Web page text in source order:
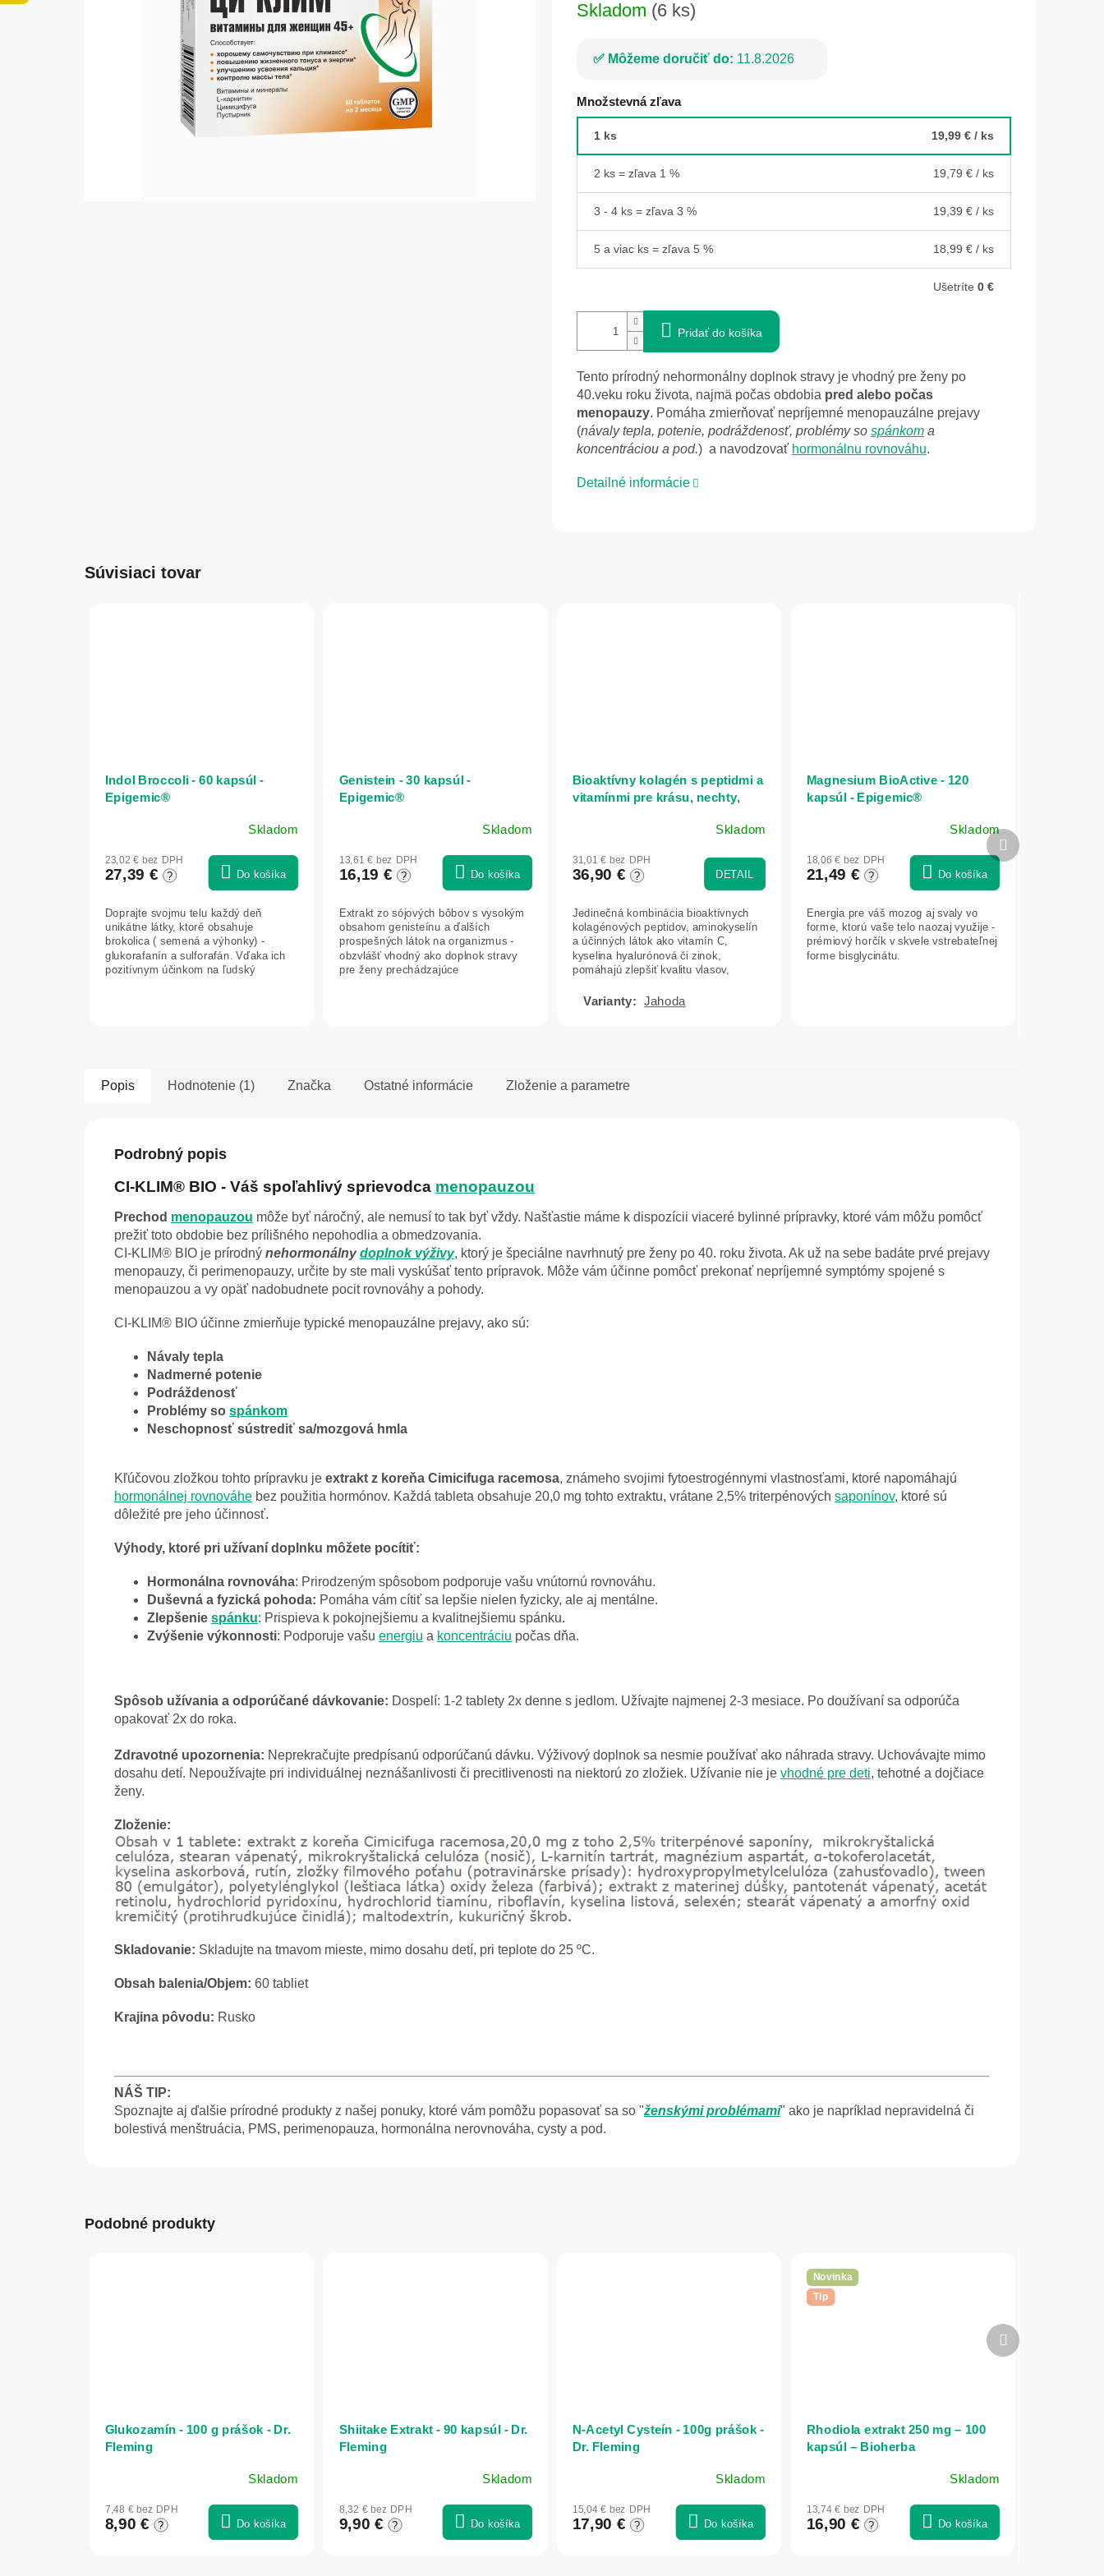
Skladom (6 ks)
Môžeme doručiť do: 11.8.2026
Množstevná zľava
1 ks 19,99 € / ks
2 ks = zľava 1 % 19,79 € / ks
3 - 4 ks = zľava 3 % 19,39 € / ks
5 a viac ks = zľava 5 % 18,99 € / ks
Ušetríte 0 €
Pridať do košíka
Tento prírodný nehormonálny doplnok stravy je vhodný pre ženy po
40.veku roku života, najmä počas obdobia pred alebo počas
menopauzy. Pomáha zmierňovať nepríjemné menopauzálne prejavy
(návaly tepla, potenie, podráždenosť, problémy so spánkom a
koncentráciou a pod.) a navodzovať hormonálnu rovnováhu.
Detailné informácie
Súvisiaci tovar
Indol Broccoli - 60 kapsúl -
Epigemic®
Skladom
23,02 € bez DPH
27,39 € ? Do košíka
Doprajte svojmu telu každý deň
unikátne látky, ktoré obsahuje
brokolica ( semená a výhonky) -
glukorafanín a sulforafán. Vďaka ich
pozitívnym účinkom na ľudský
Genistein - 30 kapsúl -
Epigemic®
Skladom
13,61 € bez DPH
16,19 € ? Do košíka
Extrakt zo sójových bôbov s vysokým
obsahom genisteínu a ďalších
prospešných látok na organizmus -
obzvlášť vhodný ako doplnok stravy
pre ženy prechádzajúce
Bioaktívny kolagén s peptidmi a
vitamínmi pre krásu, nechty,
produktu
z
5
hviezdičiek.
Skladom
31,01 € bez DPH
36,90 € ? DETAIL
Jedinečná kombinácia bioaktívnych
kolagénových peptidov, aminokyselín
a účinných látok ako vitamín C,
kyselina hyalurónová či zinok,
pomáhajú zlepšiť kvalitu vlasov,
Jahoda
Magnesium BioActive - 120
kapsúl - Epigemic®
produktu
z
5
hviezdičiek.
Skladom
18,06 € bez DPH
21,49 € ? Do košíka
Energia pre váš mozog aj svaly vo
forme, ktorú vaše telo naozaj využije -
prémiový horčík v skvele vstrebateľnej
forme bisglycinátu.
Ďalší
produkt
Popis Hodnotenie (1) Značka Ostatné informácie Zloženie a parametre
Podrobný popis
CI-KLIM® BIO - Váš spoľahlivý sprievodca menopauzou
Prechod menopauzou môže byť náročný, ale nemusí to tak byť vždy. Našťastie máme k dispozícii viaceré bylinné prípravky, ktoré vám môžu pomôcť
prežiť toto obdobie bez prílišného nepohodlia a obmedzovania.
CI-KLIM® BIO je prírodný nehormonálnydoplnok výživy, ktorý je špeciálne navrhnutý pre ženy po 40. roku života. Ak už na sebe badáte prvé prejavy
menopauzy, či perimenopauzy, určite by ste mali vyskúšať tento prípravok. Môže vám účinne pomôcť prekonať nepríjemné symptómy spojené s
menopauzou a vy opäť nadobudnete pocit rovnováhy a pohody.
CI-KLIM® BIO účinne zmierňuje typické menopauzálne prejavy, ako sú:
Návaly tepla
Nadmerné potenie
Podráždenosť
Problémy so spánkom
Neschopnosť sústrediť sa/mozgová hmla
Kľúčovou zložkou tohto prípravku je extrakt z koreňa Cimicifuga racemosa, známeho svojimi fytoestrogénnymi vlastnosťami, ktoré napomáhajú
hormonálnej rovnováhe bez použitia hormónov. Každá tableta obsahuje 20,0 mg tohto extraktu, vrátane 2,5% triterpénových saponínov, ktoré sú
dôležité pre jeho účinnosť.
Výhody, ktoré pri užívaní doplnku môžete pocítiť:
Hormonálna rovnováha: Prirodzeným spôsobom podporuje vašu vnútornú rovnováhu.
Duševná a fyzická pohoda: Pomáha vám cítiť sa lepšie nielen fyzicky, ale aj mentálne.
Zlepšenie spánku: Prispieva k pokojnejšiemu a kvalitnejšiemu spánku.
Zvýšenie výkonnosti: Podporuje vašu energiu a koncentráciu počas dňa.
Spôsob užívania a odporúčané dávkovanie: Dospelí: 1-2 tablety 2x denne s jedlom. Užívajte najmenej 2-3 mesiace. Po doužívaní sa odporúča
opakovať 2x do roka.
Zdravotné upozornenia: Neprekračujte predpísanú odporúčanú dávku. Výživový doplnok sa nesmie používať ako náhrada stravy. Uchovávajte mimo
dosahu detí. Nepoužívajte pri individuálnej neznášanlivosti či precitlivenosti na niektorú zo zložiek. Užívanie nie je vhodné pre deti, tehotné a dojčiace
ženy.
Zloženie:
Skladovanie: Skladujte na tmavom mieste, mimo dosahu detí, pri teplote do 25 ºC.
Obsah balenia/Objem: 60 tabliet
Krajina pôvodu: Rusko
NÁŠ TIP:
Spoznajte aj ďalšie prírodné produkty z našej ponuky, ktoré vám pomôžu popasovať sa so "ženskými problémami" ako je napríklad nepravidelná či
bolestivá menštruácia, PMS, perimenopauza, hormonálna nerovnováha, cysty a pod.
Podobné produkty
Glukozamín - 100 g prášok - Dr.
Fleming
Skladom
7,48 € bez DPH
8,90 € ? Do košíka
Shiitake Extrakt - 90 kapsúl - Dr.
Fleming
Skladom
8,32 € bez DPH
9,90 € ? Do košíka
N-Acetyl Cysteín - 100g prášok -
Dr. Fleming
Skladom
15,04 € bez DPH
17,90 € ? Do košíka
Novinka
Tip
Rhodiola extrakt 250 mg – 100
kapsúl – Bioherba
Skladom
13,74 € bez DPH
16,90 € ? Do košíka
Ďalší
produkt